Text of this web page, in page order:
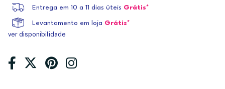
Entrega em 10 a 11 dias úteis Grátis*
Levantamento em loja Grátis*
ver disponibilidade